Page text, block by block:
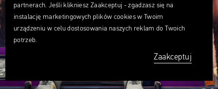
partnerach. Jeśli klikniesz Zaakceptuj - zgadzasz się na
instalację marketingowych plików cookies w Twoim
urządzeniu w celu dostosowania naszych reklam do Twoich
potrzeb.
Zaakceptuj